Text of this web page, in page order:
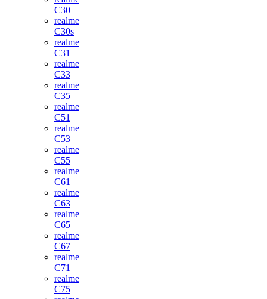
C30
realme
C30s
realme
C31
realme
C33
realme
C35
realme
C51
realme
C53
realme
C55
realme
C61
realme
C63
realme
C65
realme
C67
realme
C71
realme
C75